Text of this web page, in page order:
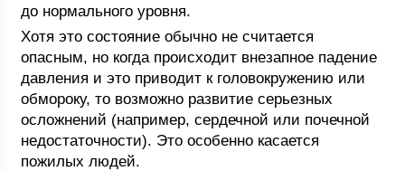
до нормального уровня.
Хотя это состояние обычно не считается
опасным, но когда происходит внезапное падение
давления и это приводит к головокружению или
обмороку, то возможно развитие серьезных
осложнений (например, сердечной или почечной
недостаточности). Это особенно касается
пожилых людей.